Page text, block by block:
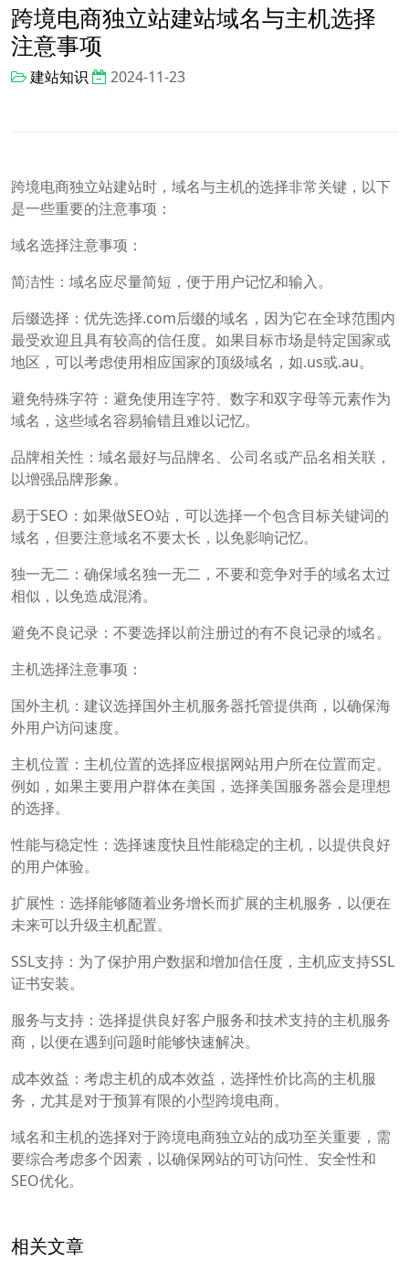
跨境电商独立站建站域名与主机选择
注意事项
建站知识 2024-11-23
跨境电商独立站建站时，域名与主机的选择非常关键，以下
是一些重要的注意事项：
域名选择注意事项：
简洁性：域名应尽量简短，便于用户记忆和输入。
后缀选择：优先选择.com后缀的域名，因为它在全球范围内
最受欢迎且具有较高的信任度。如果目标市场是特定国家或
地区，可以考虑使用相应国家的顶级域名，如.us或.au。
避免特殊字符：避免使用连字符、数字和双字母等元素作为
域名，这些域名容易输错且难以记忆。
品牌相关性：域名最好与品牌名、公司名或产品名相关联，
以增强品牌形象。
易于SEO：如果做SEO站，可以选择一个包含目标关键词的
域名，但要注意域名不要太长，以免影响记忆。
独一无二：确保域名独一无二，不要和竞争对手的域名太过
相似，以免造成混淆。
避免不良记录：不要选择以前注册过的有不良记录的域名。
主机选择注意事项：
国外主机：建议选择国外主机服务器托管提供商，以确保海
外用户访问速度。
主机位置：主机位置的选择应根据网站用户所在位置而定。
例如，如果主要用户群体在美国，选择美国服务器会是理想
的选择。
性能与稳定性：选择速度快且性能稳定的主机，以提供良好
的用户体验。
扩展性：选择能够随着业务增长而扩展的主机服务，以便在
未来可以升级主机配置。
SSL支持：为了保护用户数据和增加信任度，主机应支持SSL
证书安装。
服务与支持：选择提供良好客户服务和技术支持的主机服务
商，以便在遇到问题时能够快速解决。
成本效益：考虑主机的成本效益，选择性价比高的主机服
务，尤其是对于预算有限的小型跨境电商。
域名和主机的选择对于跨境电商独立站的成功至关重要，需
要综合考虑多个因素，以确保网站的可访问性、安全性和
SEO优化。
相关文章